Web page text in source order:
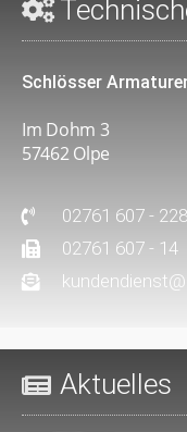
Schlösser
Im Dohm 3
57462 Olpe
02761 607 - 228
02761 607 - 14
Aktuelles